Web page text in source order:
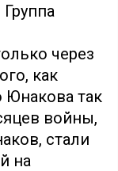
через
как
Юнакова так
войны,
стали
на